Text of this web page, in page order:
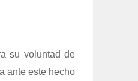
su voluntad de
ante este hecho